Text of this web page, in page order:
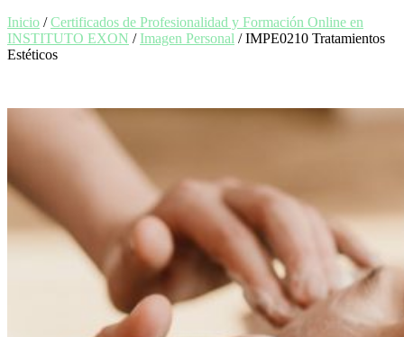
Inicio /Certificados de Profesionalidad y Formación Online en
INSTITUTO EXON / Imagen Personal / IMPE0210 Tratamientos
Estéticos